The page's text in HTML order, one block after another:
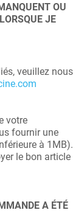
OU
JE
veuillez nous
votre
fournir une
à 1MB).
le bon article
A ÉTÉ